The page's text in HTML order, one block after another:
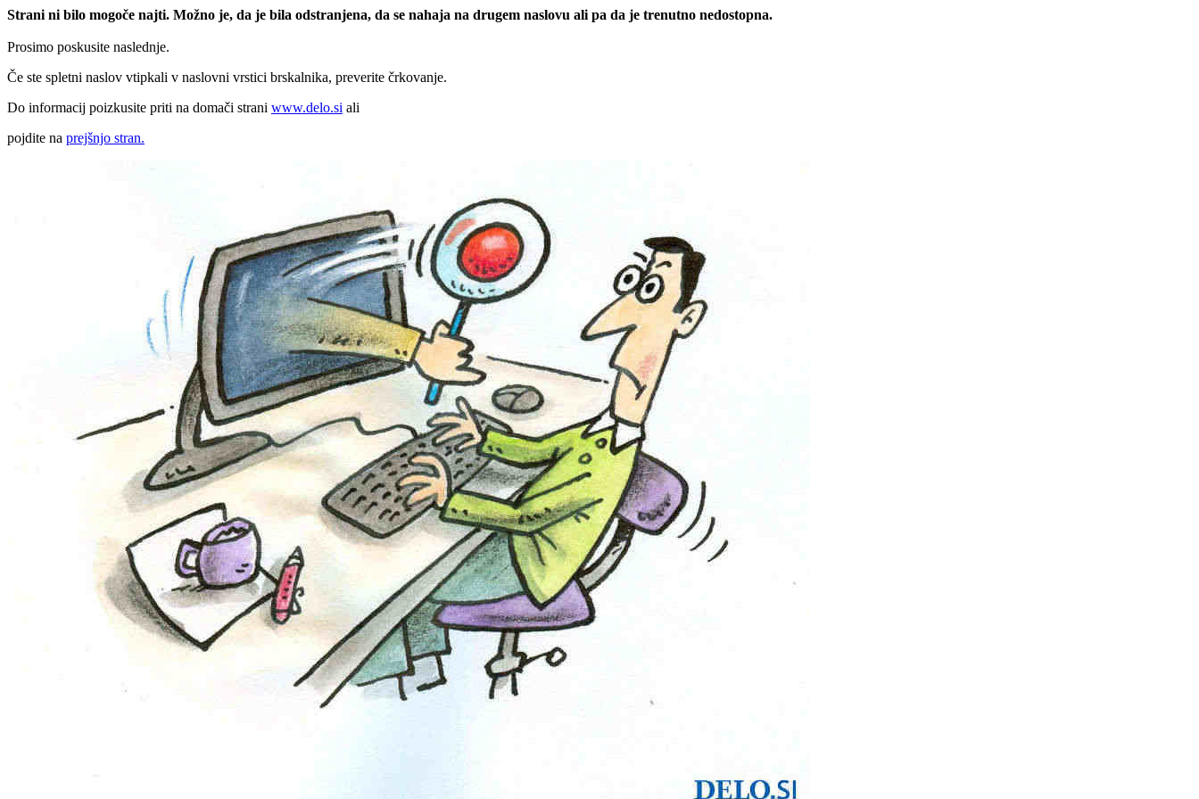
Strani ni bilo mogoče najti. Možno je, da je bila odstranjena, da se nahaja na drugem naslovu ali pa da je trenutno nedostopna.
Prosimo poskusite naslednje.
Če ste spletni naslov vtipkali v naslovni vrstici brskalnika, preverite črkovanje.
Do informacij poizkusite priti na domači strani www.delo.si ali
pojdite na prejšnjo stran.